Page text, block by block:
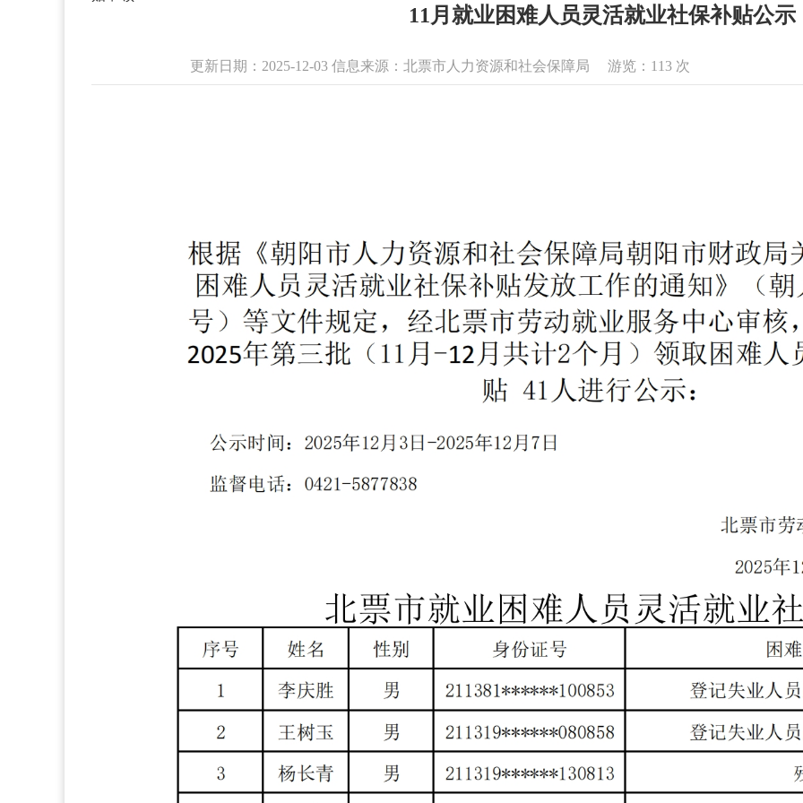
11月就业困难人员灵活就业社保补贴公示
更新日期：2025-12-03 信息来源：北票市人力资源和社会保障局 游览： 113 次